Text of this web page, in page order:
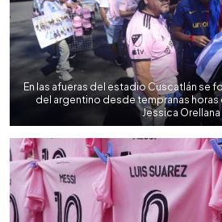
En las afueras del estadio Cuscatlán se
del argentino desde tempranas horas
Jessica Orellana